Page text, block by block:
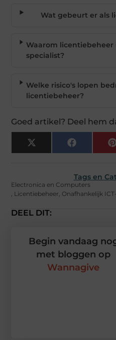
Wat gebeurt er als
Waarom
specialist?
Welke risico's lopen
licentiebeheer?
Goed artikel? Deel hem
X
(Twitter)
Facebook
Tags en
Electronica en Computers
, Licentiebeheer, Onafhankelijk
DEEL DIT:
Begin vandaag
met bloggen op
Wannagive